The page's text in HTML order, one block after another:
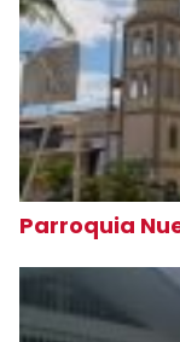
Parroquia